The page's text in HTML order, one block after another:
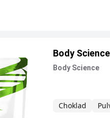
Body
Body Science
Choklad